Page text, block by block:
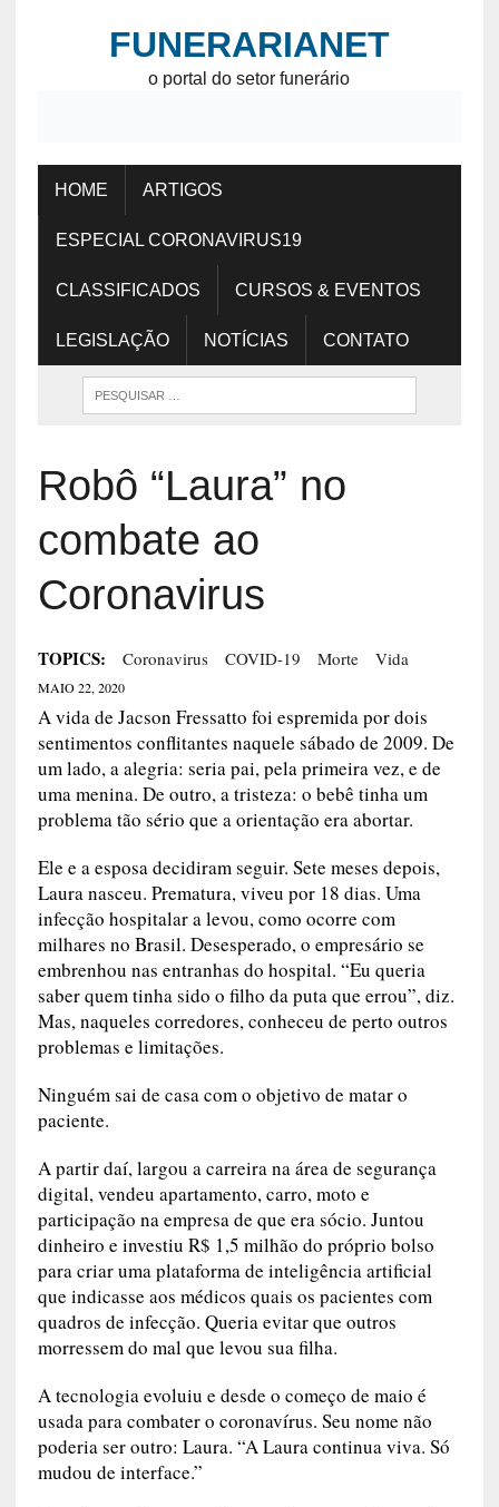
FUNERARIANET
o portal do setor funerário
HOME ARTIGOS
ESPECIAL CORONAVIRUS19
CLASSIFICADOS CURSOS & EVENTOS
LEGISLAÇÃO NOTÍCIAS CONTATO
Robô “Laura” no
combate ao
Coronavirus
TOPICS: Coronavirus COVID-19 Morte Vida
MAIO 22, 2020
A vida de Jacson Fressatto foi espremida por dois
sentimentos conflitantes naquele sábado de 2009. De
um lado, a alegria: seria pai, pela primeira vez, e de
uma menina. De outro, a tristeza: o bebê tinha um
problema tão sério que a orientação era abortar.
Ele e a esposa decidiram seguir. Sete meses depois,
Laura nasceu. Prematura, viveu por 18 dias. Uma
infecção hospitalar a levou, como ocorre com
milhares no Brasil. Desesperado, o empresário se
embrenhou nas entranhas do hospital. “Eu queria
saber quem tinha sido o filho da puta que errou”, diz.
Mas, naqueles corredores, conheceu de perto outros
problemas e limitações.
Ninguém sai de casa com o objetivo de matar o
paciente.
A partir daí, largou a carreira na área de segurança
digital, vendeu apartamento, carro, moto e
participação na empresa de que era sócio. Juntou
dinheiro e investiu R$ 1,5 milhão do próprio bolso
para criar uma plataforma de inteligência artificial
que indicasse aos médicos quais os pacientes com
quadros de infecção. Queria evitar que outros
morressem do mal que levou sua filha.
A tecnologia evoluiu e desde o começo de maio é
usada para combater o coronavírus. Seu nome não
poderia ser outro: Laura. “A Laura continua viva. Só
mudou de interface.”